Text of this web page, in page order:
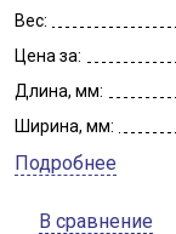
Вес:
Цена за:
Длина, мм:
Ширина, мм:
Подробнее
В сравнение